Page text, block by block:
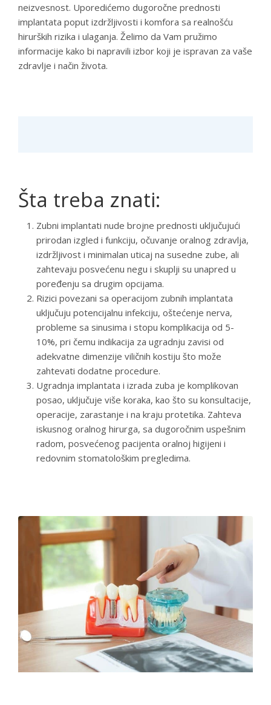
neizvesnost. Uporedićemo dugoročne prednosti
implantata poput izdržljivosti i komfora sa realnošću
hirurških rizika i ulaganja. Želimo da Vam pružimo
informacije kako bi napravili izbor koji je ispravan za vaše
zdravlje i način života.
Šta treba znati:
Zubni implantati nude brojne prednosti uključujući
prirodan izgled i funkciju, očuvanje oralnog zdravlja,
izdržljivost i minimalan uticaj na susedne zube, ali
zahtevaju posvećenu negu i skuplji su unapred u
poređenju sa drugim opcijama.
Rizici povezani sa operacijom zubnih implantata
uključuju potencijalnu infekciju, oštećenje nerva,
probleme sa sinusima i stopu komplikacija od 5-
10%, pri čemu indikacija za ugradnju zavisi od
adekvatne dimenzije viličnih kostiju što može
zahtevati dodatne procedure.
Ugradnja implantata i izrada zuba je komplikovan
posao, uključuje više koraka, kao što su konsultacije,
operacije, zarastanje i na kraju protetika. Zahteva
iskusnog oralnog hirurga, sa dugoročnim uspešnim
radom, posvećenog pacijenta oralnoj higijeni i
redovnim stomatološkim pregledima.